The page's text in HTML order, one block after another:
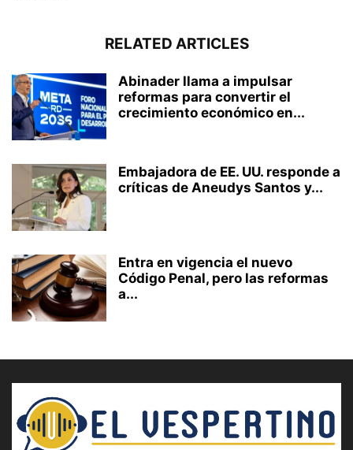
RELATED ARTICLES
Abinader llama a impulsar
reformas para convertir el
crecimiento económico en...
Embajadora de EE. UU. responde a
críticas de Aneudys Santos y...
Entra en vigencia el nuevo
Código Penal, pero las reformas
a...